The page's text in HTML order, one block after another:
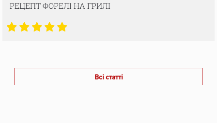
РЕЦЕПТ ФОРЕЛІ НА ГРИЛІ
Всі статті